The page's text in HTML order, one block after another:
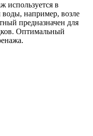
используется в
например, возле
предназначен для
Оптимальный